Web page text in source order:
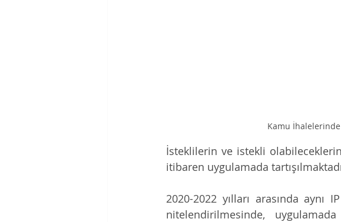
Kamu
İsteklilerin ve istekli
itibaren uygulamada
2020-2022 yılları arasında
nitelendirilmesinde,